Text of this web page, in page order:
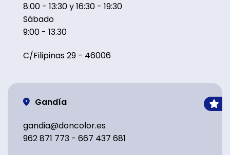
8:00 - 13:30 y 16:30 - 19:30
Sábado
9:00 - 13.30
C/Filipinas 29 - 46006
Gandía
gandia@doncolor.es
962 871 773 - 667 437 681